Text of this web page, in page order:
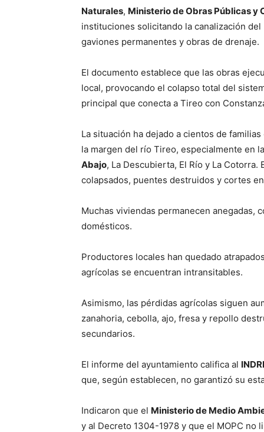
Naturales, Ministerio de Obras Públicas y
instituciones solicitando la canalización
gaviones permanentes y obras de drenaje.
El documento establece que las obras
local, provocando el colapso total del
principal que conecta a Tireo con
La situación ha dejado a cientos de
la margen del río Tireo, especialmente en
Abajo, La Descubierta, El Río y La
colapsados, puentes destruidos y cortes
Muchas viviendas permanecen anegadas,
domésticos.
Productores locales han quedado
agrícolas se encuentran intransitables.
Asimismo, las pérdidas agrícolas siguen
zanahoria, cebolla, ajo, fresa y repollo
secundarios.
El informe del ayuntamiento califica al
que, según establecen, no garantizó su
Indicaron que el Ministerio de Medio
y al Decreto 1304-1978 y que el MOPC